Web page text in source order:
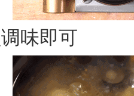
味即可